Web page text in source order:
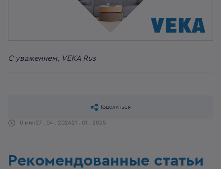
С уважением, VEKA Rus
0 мин27 . 04 . 202421 . 01 . 2025
Поделиться
Рекомендованные статьи